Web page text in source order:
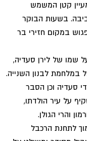
קטן המשמש
בשעות הבוקר
במקום חזירי בר
שמו של לירן סעדיה,
במלחמת לבנון השנייה.
סעדיה וכן הסבר
על עיר הולדתו,
והרי הגולן.
לתחנת הרכבל